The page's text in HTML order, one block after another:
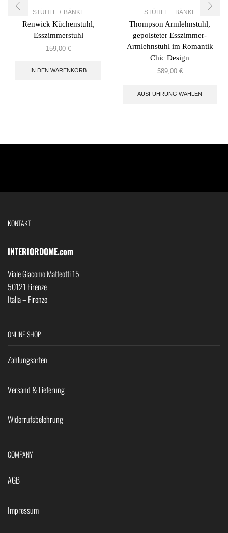
STÜHLE + BÄNKE
Renwick Küchenstuhl,
Esszimmerstuhl
159,00 €
IN DEN WARENKORB
STÜHLE + BÄNKE
Thompson Armlehnstuhl,
gepolsteter Esszimmer-
Armlehnstuhl im Romantik
Chic Design
589,00 €
AUSFÜHRUNG WÄHLEN
KONTAKT
INTERIORDOME.com
Viale Giacomo Matteotti 15
50121 Firenze
Italia – Firenze
ONLINE SHOP
Zahlungsarten
Versand & Lieferung
Widerrufsbelehrung
COMPANY
AGB
Impressum